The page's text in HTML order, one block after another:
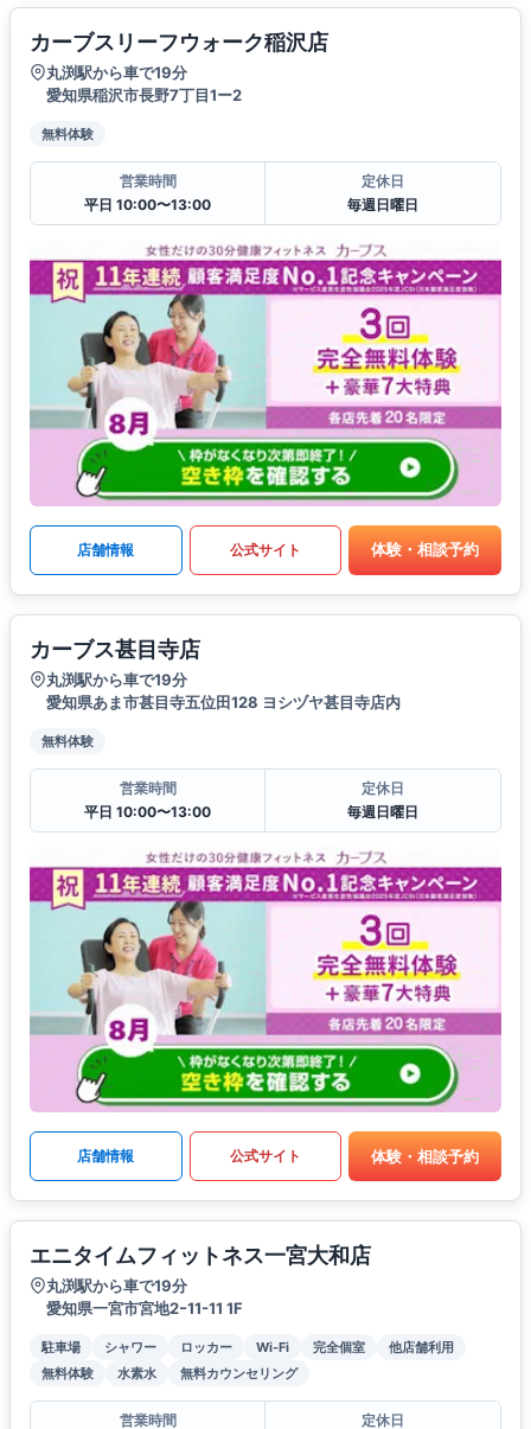
カーブスリーフウォーク稲沢店
丸渕駅から車で19分
愛知県稲沢市長野7丁目1ー2
無料体験
営業時間
平日 10:00〜13:00
定休日
毎週日曜日
店舗情報 公式サイト 体験・相談予約
カーブス甚目寺店
丸渕駅から車で19分
愛知県あま市甚目寺五位田128 ヨシヅヤ甚目寺店内
無料体験
営業時間
平日 10:00〜13:00
定休日
毎週日曜日
店舗情報 公式サイト 体験・相談予約
エニタイムフィットネス一宮大和店
丸渕駅から車で19分
愛知県一宮市宮地2ｰ11-11 1F
駐車場 シャワー ロッカー Wi-Fi 完全個室
他店舗利用
無料体験
水素水 無料カウンセリング
営業時間 定休日